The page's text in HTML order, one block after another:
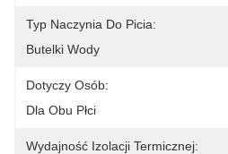
Typ Naczynia Do Picia:
Butelki Wody
Dotyczy Osób:
Dla Obu Płci
Wydajność Izolacji Termicznej: